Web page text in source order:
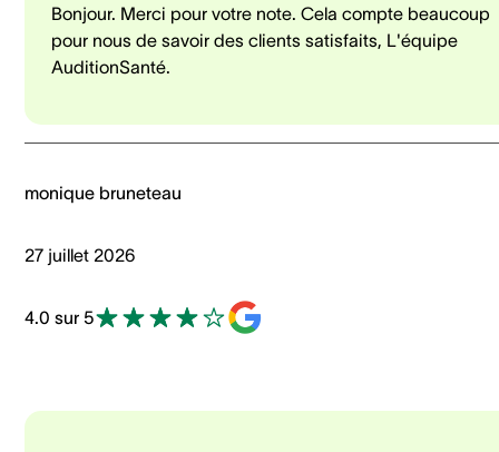
Bonjour. Merci pour votre note. Cela compte beaucoup
pour nous de savoir des clients satisfaits, L'équipe
AuditionSanté.
monique bruneteau
27 juillet 2026
4.0 sur 5